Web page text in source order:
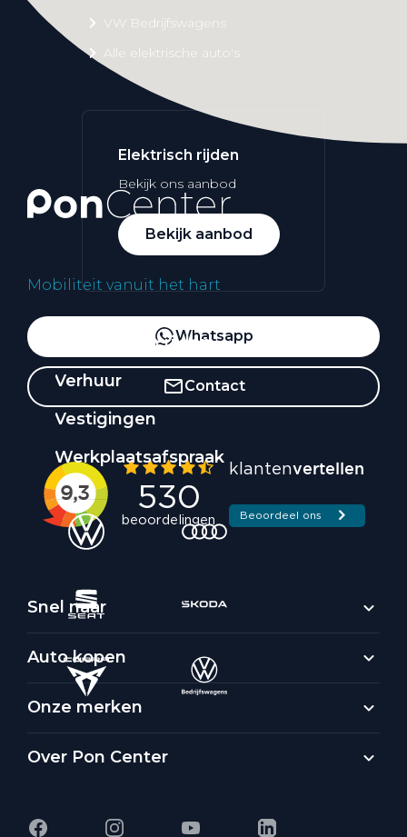
VW Bedrijfswagens
Alle elektrische auto's
Elektrisch rijden
Bekijk ons aanbod
Bekijk aanbod
Elektrisch rijden
Verhuur
Vestigingen
Werkplaatsafspraak
Mobiliteit vanuit het hart
Whatsapp
Contact
Snel naar
Auto kopen
Onze merken
Over Pon Center